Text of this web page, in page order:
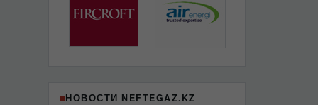
НОВОСТИ NEFTEGAZ.KZ